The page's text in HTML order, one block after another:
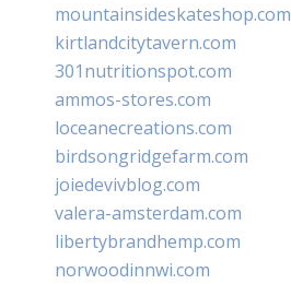
mountainsideskateshop.com
kirtlandcitytavern.com
301nutritionspot.com
ammos-stores.com
loceanecreations.com
birdsongridgefarm.com
joiedevivblog.com
valera-amsterdam.com
libertybrandhemp.com
norwoodinnwi.com